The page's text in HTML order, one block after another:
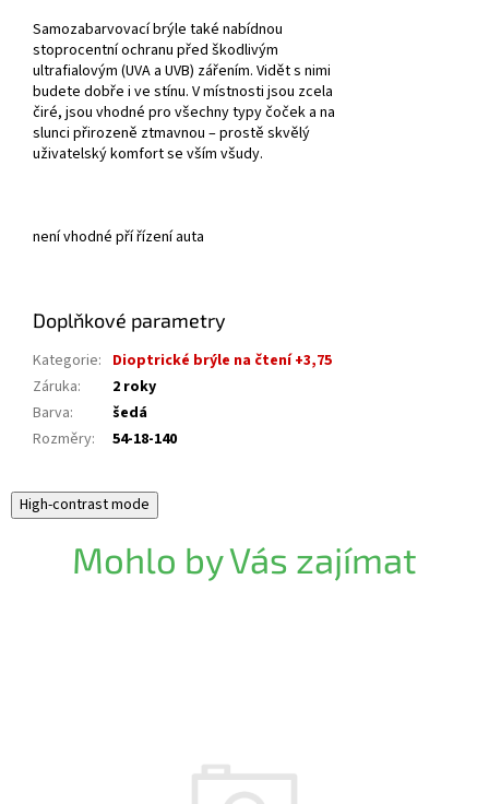
Samozabarvovací brýle také nabídnou
stoprocentní ochranu před škodlivým
ultrafialovým (UVA a UVB) zářením. Vidět s nimi
budete dobře i ve stínu. V místnosti jsou zcela
čiré, jsou vhodné pro všechny typy čoček a na
slunci přirozeně ztmavnou – prostě skvělý
uživatelský komfort se vším všudy.
není vhodné pří řízení auta
Doplňkové parametry
Kategorie: Dioptrické brýle na čtení +3,75
Záruka:
2 roky
Barva:
šedá
Rozměry: 54-18-140
High-contrast mode
Mohlo by Vás zajímat